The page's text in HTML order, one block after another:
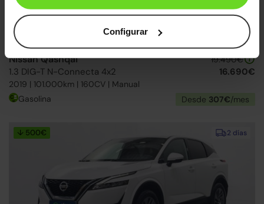
Configurar
Nissan Qashqai
1.3 DIG-T N-Connecta 4x2
2019 | 101.000km | 160CV | Manual
19.490€
16.690€
Gasolina Desde 307€/mes
2 días
↓ 500€